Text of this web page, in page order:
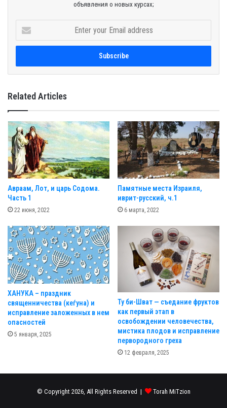
объявления о новых курсах;
t
r
u
r
E
m
a
i
l
a
d
d
r
s
s
Related Articles
Авраам, Лот, и царь Содома.
Часть 1
22 июня, 2022
Памятные места Израиля,
иврит-русский, ч.1
6 марта, 2022
ХАНУКА – праздник
священничества (кеѓуна) и
исправление заложенных в нем
опасностей
5 января, 2025
Ту би-Шват — съедание фруктов
как первый этап в
освобождении человечества,
мистика плодов и исправление
первородного греха
12 февраля, 2025
© Copyright 2026, All Rights Reserved | Torah MiTzion